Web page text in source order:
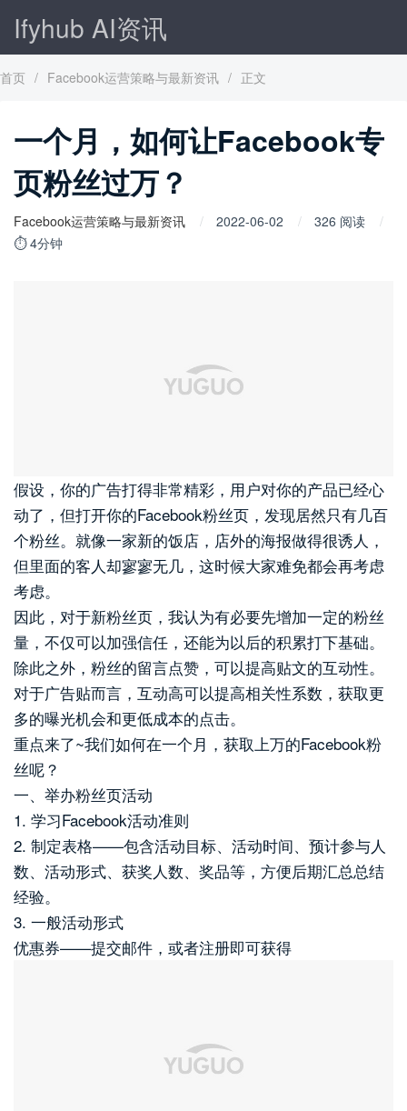
Ifyhub AI资讯
首页 / Facebook运营策略与最新资讯 / 正文
一个月，如何让Facebook专
页粉丝过万？
Facebook运营策略与最新资讯 2022-06-02
326 阅读
⏱ 4分钟
假设，你的广告打得非常精彩，用户对你的产品已经心
动了，但打开你的Facebook粉丝页，发现居然只有几百
个粉丝。就像一家新的饭店，店外的海报做得很诱人，
但里面的客人却寥寥无几，这时候大家难免都会再考虑
考虑。
因此，对于新粉丝页，我认为有必要先增加一定的粉丝
量，不仅可以加强信任，还能为以后的积累打下基础。
除此之外，粉丝的留言点赞，可以提高贴文的互动性。
对于广告贴而言，互动高可以提高相关性系数，获取更
多的曝光机会和更低成本的点击。
重点来了~我们如何在一个月，获取上万的Facebook粉
丝呢？
一、举办粉丝页活动
1. 学习Facebook活动准则
2. 制定表格——包含活动目标、活动时间、预计参与人
数、活动形式、获奖人数、奖品等，方便后期汇总总结
经验。
3. 一般活动形式
优惠券——提交邮件，或者注册即可获得